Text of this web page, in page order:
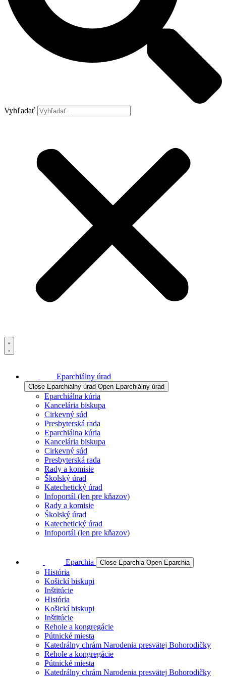
Vyhľadať
Eparchiálny úrad
Close Eparchiálny úrad Open Eparchiálny úrad
Eparchiálna kúria
Kancelária biskupa
Cirkevný súd
Presbyterská rada
Eparchiálna kúria
Kancelária biskupa
Cirkevný súd
Presbyterská rada
Rady a komisie
Školský úrad
Katechetický úrad
Infoportál (len pre kňazov)
Rady a komisie
Školský úrad
Katechetický úrad
Infoportál (len pre kňazov)
Eparchia Close Eparchia Open Eparchia
História
Košickí biskupi
Inštitúcie
História
Košickí biskupi
Inštitúcie
Rehole a kongregácie
Pútnické miesta
Katedrálny chrám Narodenia presvätej Bohorodičky
Rehole a kongregácie
Pútnické miesta
Katedrálny chrám Narodenia presvätej Bohorodičky